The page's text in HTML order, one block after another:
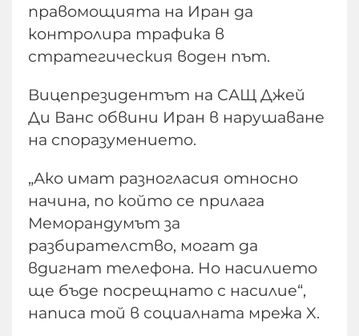
правомощията на Иран да
контролира трафика в
стратегическия воден път.
Вицепрезидентът на САЩ Джей
Ди Ванс обвини Иран в нарушаване
на споразумението.
„Ако имат разногласия относно
начина, по който се прилага
Меморандумът за
разбирателство, могат да
вдигнат телефона. Но насилието
ще бъде посрещнато с насилие“,
написа той в социалната мрежа X.